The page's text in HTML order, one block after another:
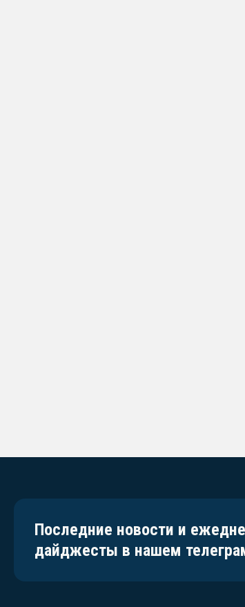
Последние новости и
дайджесты в нашем